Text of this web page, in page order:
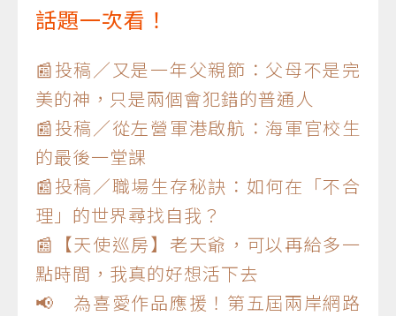
話題一次看！
📰投稿／又是一年父親節：父母不是完
美的神，只是兩個會犯錯的普通人
📰投稿／從左營軍港啟航：海軍官校生
的最後一堂課
📰投稿／職場生存秘訣：如何在「不合
理」的世界尋找自我？
📰【天使巡房】老天爺，可以再給多一
點時間，我真的好想活下去
📢 為喜愛作品應援！第五屆兩岸網路